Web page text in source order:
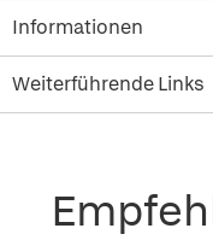
Informationen
Weiterführende Links